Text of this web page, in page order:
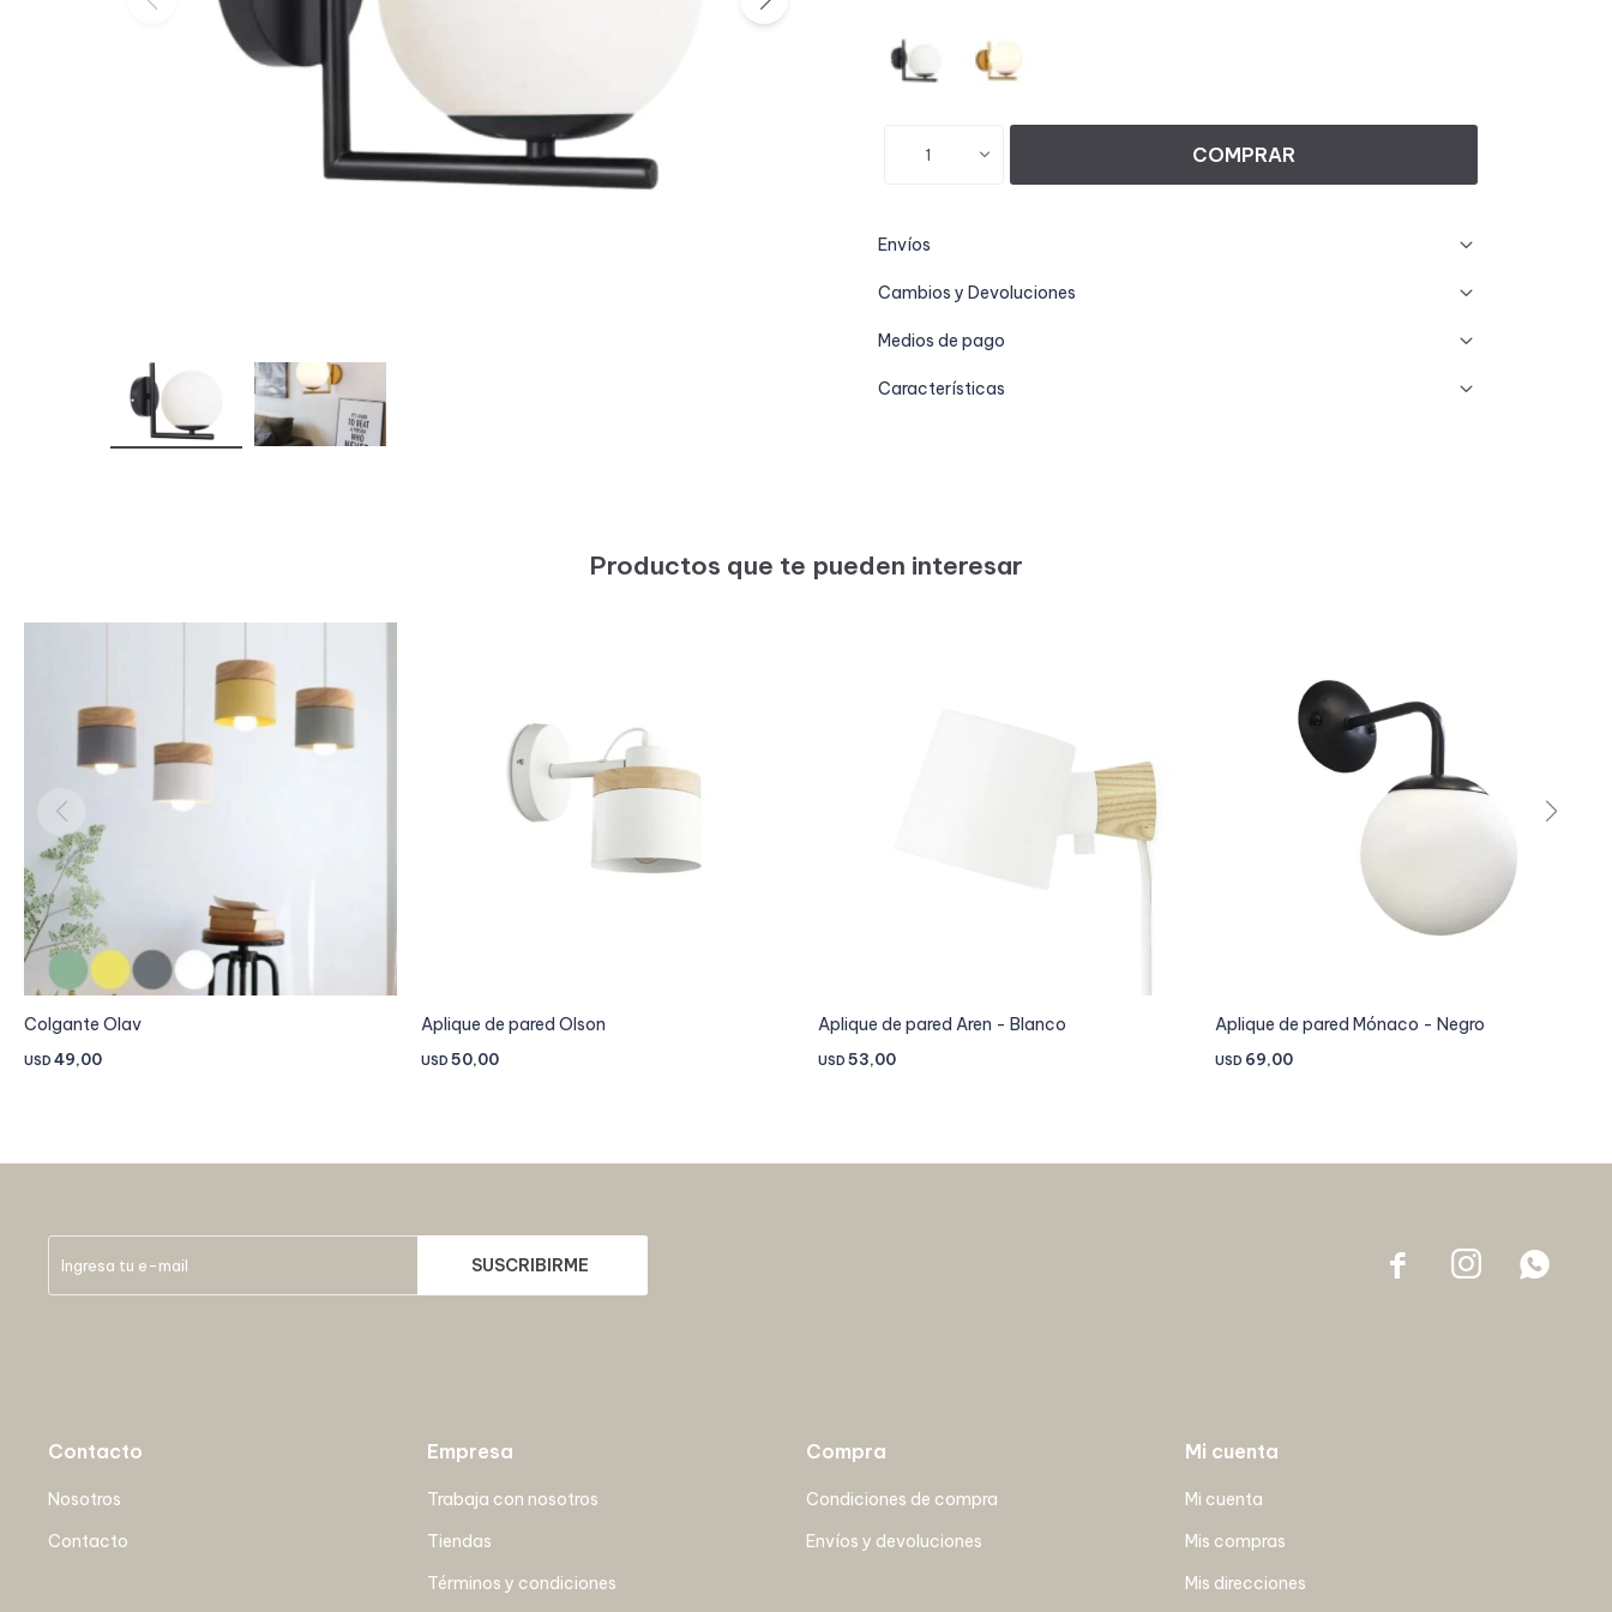
1 COMPRAR
Envíos
Cambios y Devoluciones
Medios de pago
Características
Productos que te pueden interesar
Colgante Olav
USD 49,00
Aplique de pared Olson
USD 50,00
Aplique de pared Aren - Blanco
USD 53,00
Aplique de pared Mónaco - Negro
USD 69,00
SUSCRIBIRME   
Contacto
Nosotros
Contacto
Empresa
Trabaja con nosotros
Tiendas
Términos y condiciones
Compra
Condiciones de compra
Envíos y devoluciones
Mi cuenta
Mi cuenta
Mis compras
Mis direcciones